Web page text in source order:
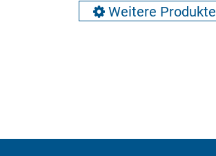
Weitere Produkte